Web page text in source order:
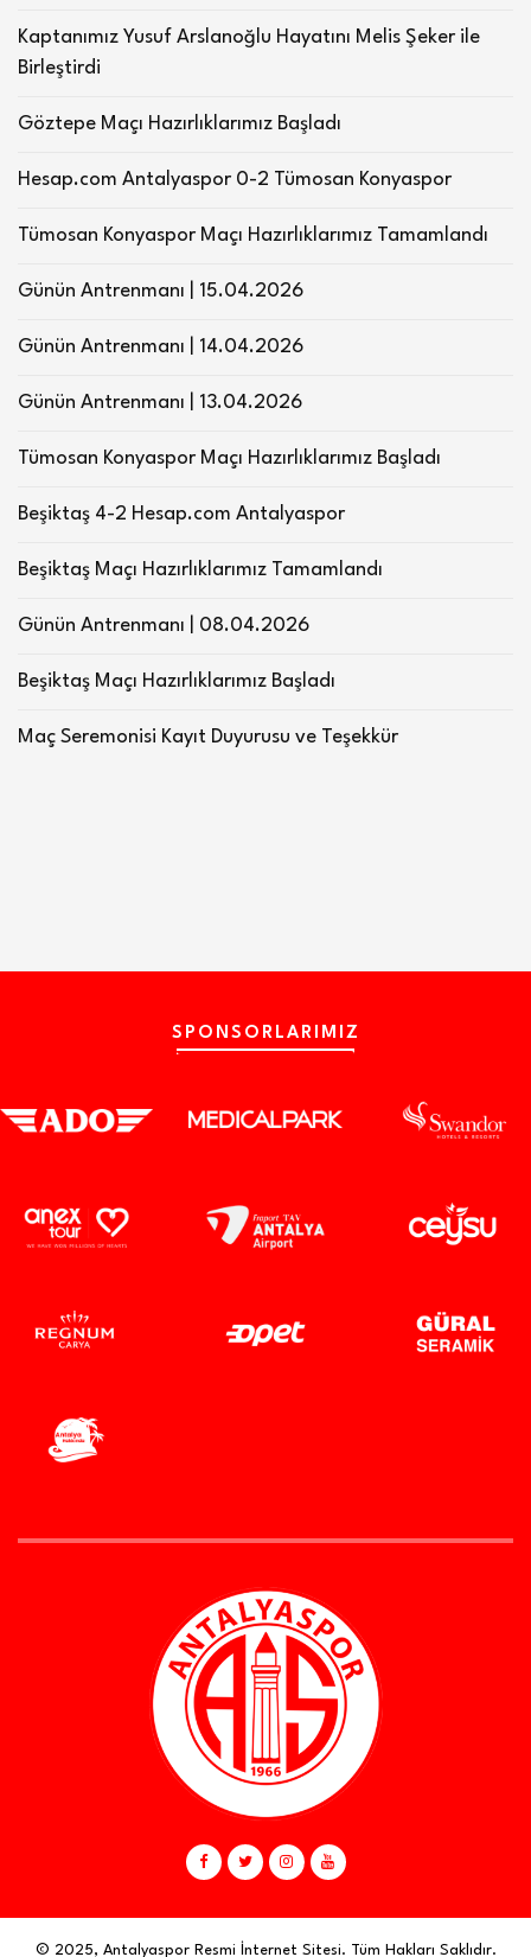
Kaptanımız Yusuf Arslanoğlu Hayatını Melis Şeker ile
Birleştirdi
Göztepe Maçı Hazırlıklarımız Başladı
Hesap.com Antalyaspor 0-2 Tümosan Konyaspor
Tümosan Konyaspor Maçı Hazırlıklarımız Tamamlandı
Günün Antrenmanı | 15.04.2026
Günün Antrenmanı | 14.04.2026
Günün Antrenmanı | 13.04.2026
Tümosan Konyaspor Maçı Hazırlıklarımız Başladı
Beşiktaş 4-2 Hesap.com Antalyaspor
Beşiktaş Maçı Hazırlıklarımız Tamamlandı
Günün Antrenmanı | 08.04.2026
Beşiktaş Maçı Hazırlıklarımız Başladı
Maç Seremonisi Kayıt Duyurusu ve Teşekkür
SPONSORLARIMIZ
© 2025, Antalyaspor Resmi İnternet Sitesi. Tüm Hakları Saklıdır.